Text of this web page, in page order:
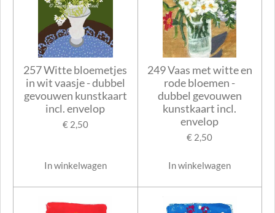
257 Witte bloemetjes
in wit vaasje - dubbel
gevouwen kunstkaart
incl. envelop
€ 2,50
In winkelwagen
249 Vaas met witte en
rode bloemen -
dubbel gevouwen
kunstkaart incl.
envelop
€ 2,50
In winkelwagen